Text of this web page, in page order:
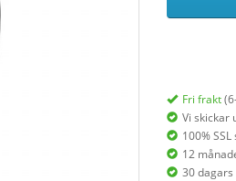
Fri frakt
Vi skickar
100%
12
30